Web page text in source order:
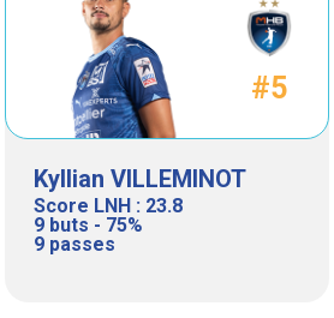
#5
Kyllian VILLEMINOT
Score LNH : 23.8
9 buts - 75%
9 passes